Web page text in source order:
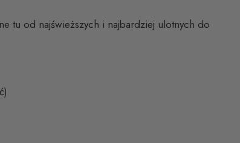
tu od najświeższych i najbardziej ulotnych do